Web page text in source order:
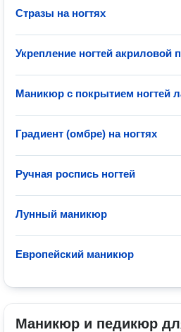
Стразы на ногтях
Укрепление ногтей акриловой
Маникюр с покрытием ногтей
Градиент (омбре) на ногтях
Ручная роспись ногтей
Лунный маникюр
Европейский маникюр
Маникюр и педикюр